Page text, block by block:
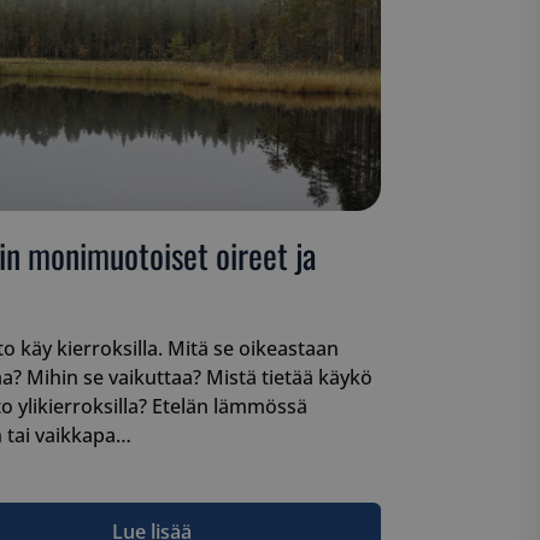
monimuotoiset oireet ja
käy kierroksilla. Mitä se oikeastaan
Mihin se vaikuttaa? Mistä tietää käykö
ylikierroksilla? Etelän lämmössä
tai vaikkapa…
Lue lisää
ja botit. Tämä
päteviä
päteviä
ja botit. Tämä
päteviä